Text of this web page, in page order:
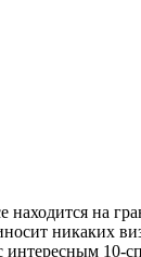
находится на
никаких
10-